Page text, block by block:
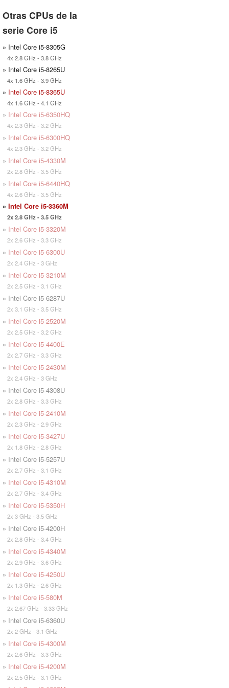
Otras CPUs de la
serie Core i5
» Intel Core i5-8305G
4x 2.8 GHz - 3.8 GHz
» Intel Core i5-8265U
4x 1.6 GHz - 3.9 GHz
» Intel Core i5-8365U
4x 1.6 GHz - 4.1 GHz
» Intel Core i5-6350HQ
4x 2.3 GHz - 3.2 GHz
» Intel Core i5-6300HQ
4x 2.3 GHz - 3.2 GHz
» Intel Core i5-4330M
2x 2.8 GHz - 3.5 GHz
» Intel Core i5-6440HQ
4x 2.6 GHz - 3.5 GHz
» Intel Core i5-3360M
2x 2.8 GHz - 3.5 GHz
» Intel Core i5-3320M
2x 2.6 GHz - 3.3 GHz
» Intel Core i5-6300U
2x 2.4 GHz - 3 GHz
» Intel Core i5-3210M
2x 2.5 GHz - 3.1 GHz
» Intel Core i5-6287U
2x 3.1 GHz - 3.5 GHz
» Intel Core i5-2520M
2x 2.5 GHz - 3.2 GHz
» Intel Core i5-4400E
2x 2.7 GHz - 3.3 GHz
» Intel Core i5-2430M
2x 2.4 GHz - 3 GHz
» Intel Core i5-4308U
2x 2.8 GHz - 3.3 GHz
» Intel Core i5-2410M
2x 2.3 GHz - 2.9 GHz
» Intel Core i5-3427U
2x 1.8 GHz - 2.8 GHz
» Intel Core i5-5257U
2x 2.7 GHz - 3.1 GHz
» Intel Core i5-4310M
2x 2.7 GHz - 3.4 GHz
» Intel Core i5-5350H
2x 3 GHz - 3.5 GHz
» Intel Core i5-4200H
2x 2.8 GHz - 3.4 GHz
» Intel Core i5-4340M
2x 2.9 GHz - 3.6 GHz
» Intel Core i5-4250U
2x 1.3 GHz - 2.6 GHz
» Intel Core i5-580M
2x 2.67 GHz - 3.33 GHz
» Intel Core i5-6360U
2x 2 GHz - 3.1 GHz
» Intel Core i5-4300M
2x 2.6 GHz - 3.3 GHz
» Intel Core i5-4200M
2x 2.5 GHz - 3.1 GHz